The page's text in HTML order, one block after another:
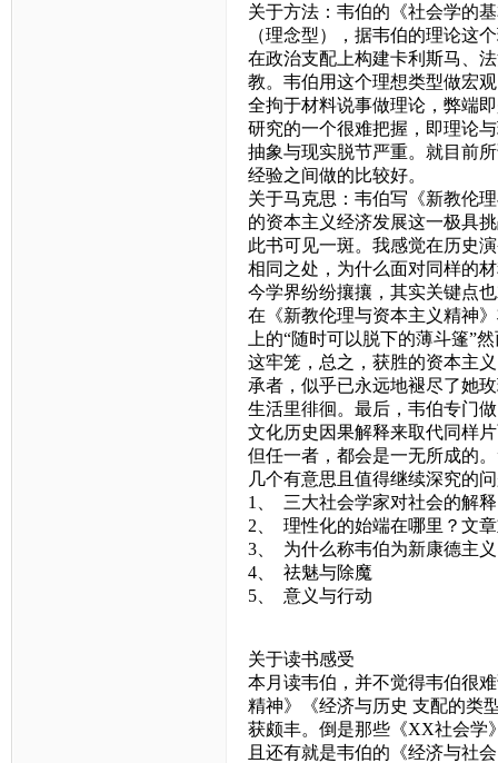
关于方法：韦伯的《社会学的
（理念型），据韦伯的理论这
在政治支配上构建卡利斯马、
教。韦伯用这个理想类型做宏
全拘于材料说事做理论，弊端
研究的一个很难把握，即理论
抽象与现实脱节严重。就目前
经验之间做的比较好。
关于马克思：韦伯写《新教伦
的资本主义经济发展这一极具
此书可见一斑。我感觉在历史
相同之处，为什么面对同样的
今学界纷纷攘攘，其实关键点
在《新教伦理与资本主义精神
上的“随时可以脱下的薄斗篷”
这牢笼，总之，获胜的资本主
承者，似乎已永远地褪尽了她
生活里徘徊。最后，韦伯专门
文化历史因果解释来取代同样
但任一者，都会是一无所成的
几个有意思且值得继续深究的
1、 三大社会学家对社会的解
2、 理性化的始端在哪里？文
3、 为什么称韦伯为新康德主
4、 祛魅与除魔
5、 意义与行动
关于读书感受
本月读韦伯，并不觉得韦伯很
精神》《经济与历史 支配的类
获颇丰。倒是那些《XX社会学
且还有就是韦伯的《经济与社